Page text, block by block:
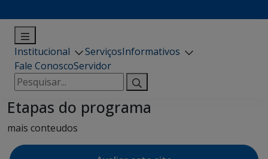
Institucional ServiçosInformativos
Fale ConoscoServidor
Pesquisar
por:
Etapas do programa
mais conteudos